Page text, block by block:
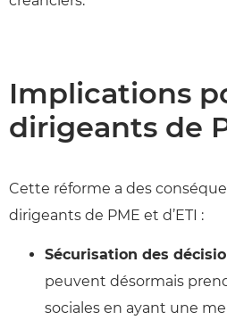
Implications
dirigeants de
Cette réforme a des
dirigeants de PME et d’ETI :
Sécurisation des
peuvent désormais
sociales en ayant une